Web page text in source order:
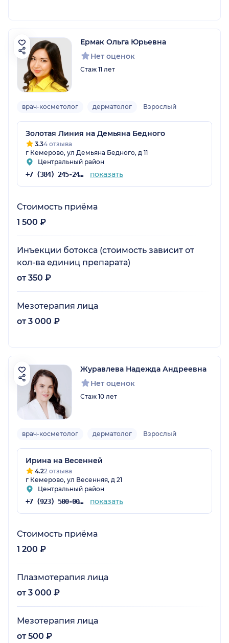
Ермак Ольга Юрьевна
Нет оценок
Стаж 11 лет
врач-косметолог дерматолог Взрослый
Золотая Линия на Демьяна Бедного
3.34 отзыва
г Кемерово, ул Демьяна Бедного, д 11
Центральный район
+7 (384) 245-24-52 показать
Стоимость приёма
1 500 ₽
Инъекции ботокса (стоимость зависит от
кол-ва единиц препарата)
от 350 ₽
Мезотерапия лица
от 3 000 ₽
Журавлева Надежда Андреевна
Нет оценок
Стаж 10 лет
врач-косметолог дерматолог Взрослый
Ирина на Весенней
4.22 отзыва
г Кемерово, ул Весенняя, д 21
Центральный район
+7 (923) 500-00-01 показать
Стоимость приёма
1 200 ₽
Плазмотерапия лица
от 3 000 ₽
Мезотерапия лица
от 500 ₽